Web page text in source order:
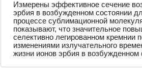
Измерены эффективное сечение
эрбия в возбужденном состоянии
процессе сублимационной
показывают, что значительное
селективно легированном кремнии
изменениями излучательного
жизни ионов эрбия в возбужденном